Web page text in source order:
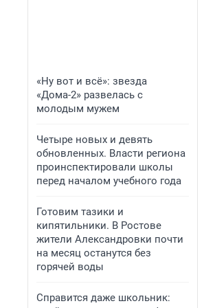
«Ну вот и всё»: звезда
«Дома-2» развелась с
молодым мужем
Четыре новых и девять
обновленных. Власти региона
проинспектировали школы
перед началом учебного года
Готовим тазики и
кипятильники. В Ростове
жители Александровки почти
на месяц останутся без
горячей воды
Справится даже школьник: